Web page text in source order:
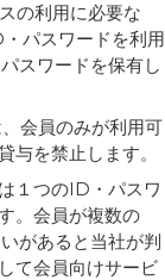
の利用に必要な
パスワードを利用
スワードを保有し
会員のみが利用可
与を禁止します。
１つのID・パスワ
。会員が複数の
があると当社が判
て会員向けサービ